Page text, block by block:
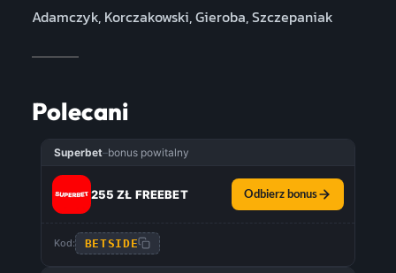
Adamczyk, Korczakowski, Gieroba, Szczepaniak
Polecani
Superbet–bonus powitalny
255 ZŁ FREEBET Odbierz bonus
Kod: BETSIDE